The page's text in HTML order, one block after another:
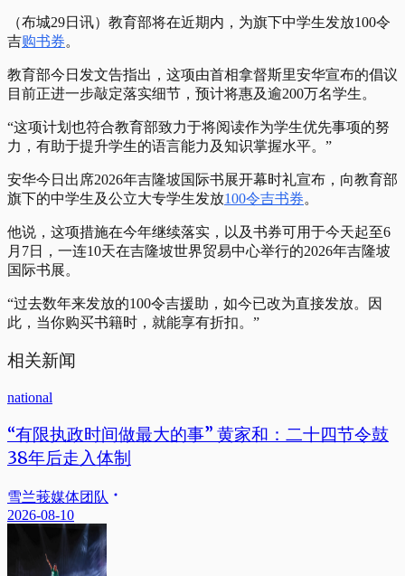
（布城29日讯）教育部将在近期内，为旗下中学生发放100令
吉购书券。
教育部今日发文告指出，这项由首相拿督斯里安华宣布的倡议
目前正进一步敲定落实细节，预计将惠及逾200万名学生。
“这项计划也符合教育部致力于将阅读作为学生优先事项的努
力，有助于提升学生的语言能力及知识掌握水平。”
安华今日出席2026年吉隆坡国际书展开幕时礼宣布，向教育部
旗下的中学生及公立大专学生发放100令吉书券。
他说，这项措施在今年继续落实，以及书券可用于今天起至6
月7日，一连10天在吉隆坡世界贸易中心举行的2026年吉隆坡
国际书展。
“过去数年来发放的100令吉援助，如今已改为直接发放。因
此，当你购买书籍时，就能享有折扣。”
相关新闻
national
“有限执政时间做最大的事” 黄家和：二十四节令鼓
38年后走入体制
雪兰莪媒体团队
2026-08-10